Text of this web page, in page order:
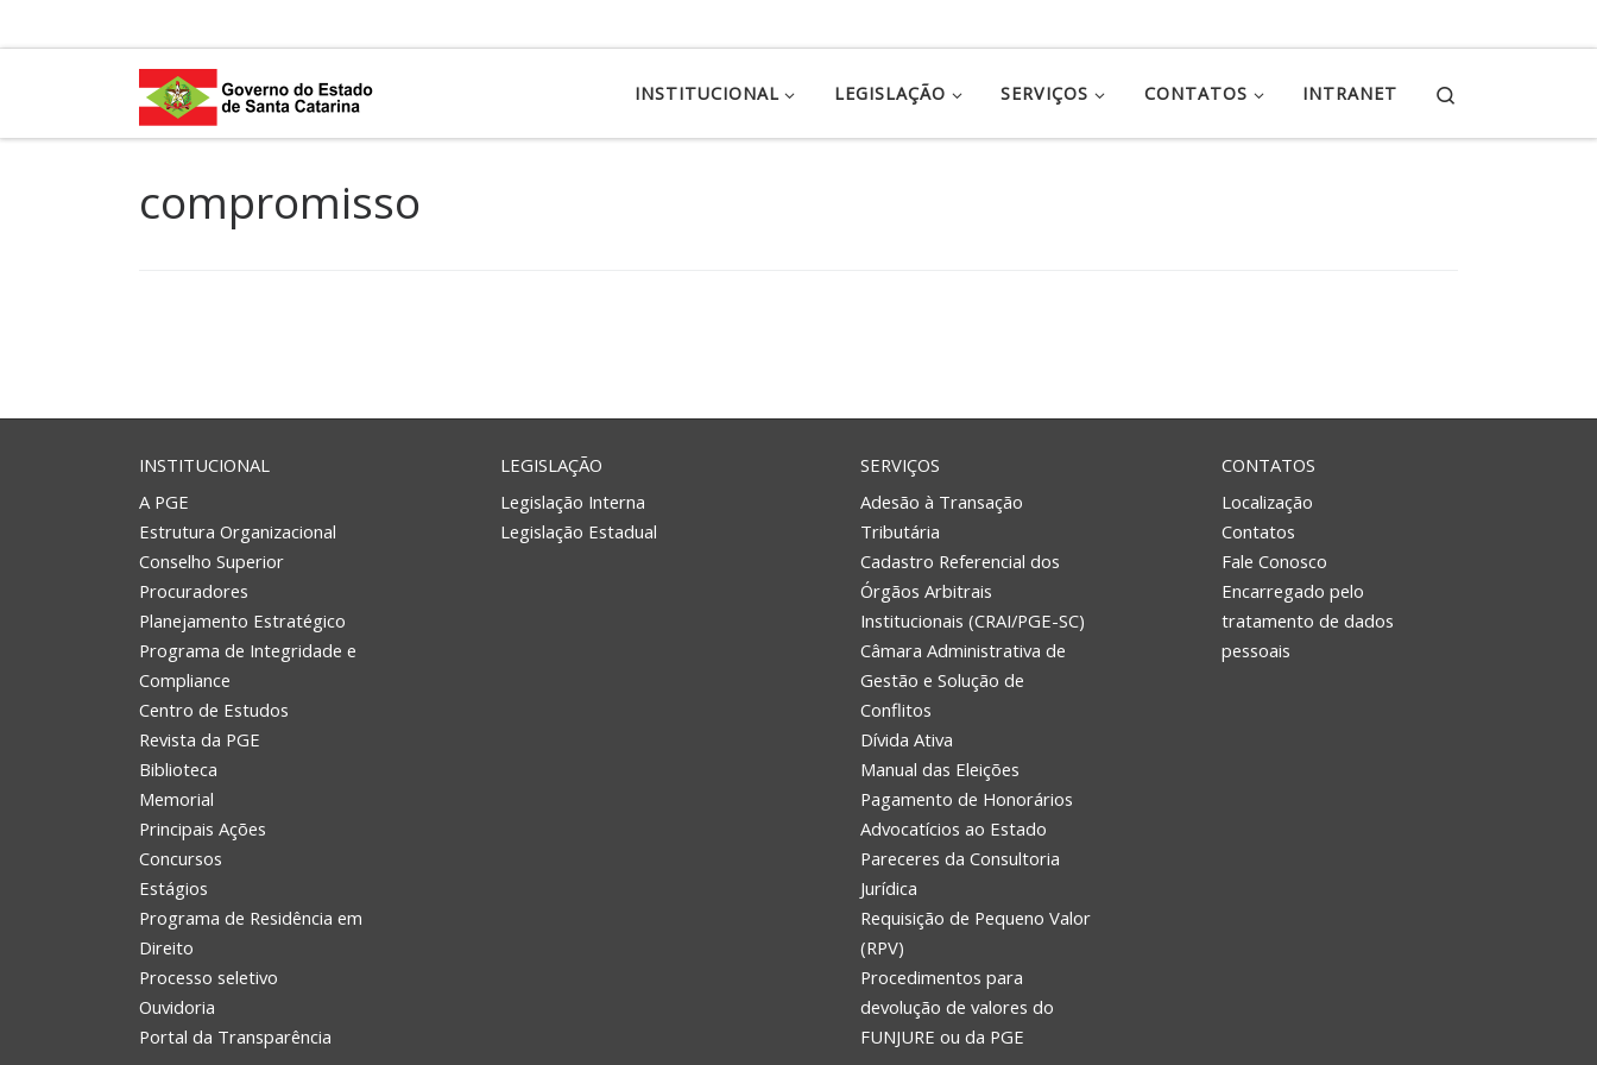
INSTITUCIONAL LEGISLAÇÃO SERVIÇOS CONTATOS INTRANET
compromisso
INSTITUCIONAL
A PGE
Estrutura Organizacional
Conselho Superior
Procuradores
Planejamento Estratégico
Programa de Integridade e
Compliance
Centro de Estudos
Revista da PGE
Biblioteca
Memorial
Principais Ações
Concursos
Estágios
Programa de Residência em
Direito
Processo seletivo
Ouvidoria
Portal da Transparência
LEGISLAÇÃO
Legislação Interna
Legislação Estadual
SERVIÇOS
Adesão à Transação
Tributária
Cadastro Referencial dos
Órgãos Arbitrais
Institucionais (CRAI/PGE-SC)
Câmara Administrativa de
Gestão e Solução de
Conflitos
Dívida Ativa
Manual das Eleições
Pagamento de Honorários
Advocatícios ao Estado
Pareceres da Consultoria
Jurídica
Requisição de Pequeno Valor
(RPV)
Procedimentos para
devolução de valores do
FUNJURE ou da PGE
CONTATOS
Localização
Contatos
Fale Conosco
Encarregado pelo
tratamento de dados
pessoais